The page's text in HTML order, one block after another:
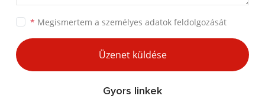
* Megismertem a személyes adatok feldolgozását
Üzenet küldése
Gyors linkek